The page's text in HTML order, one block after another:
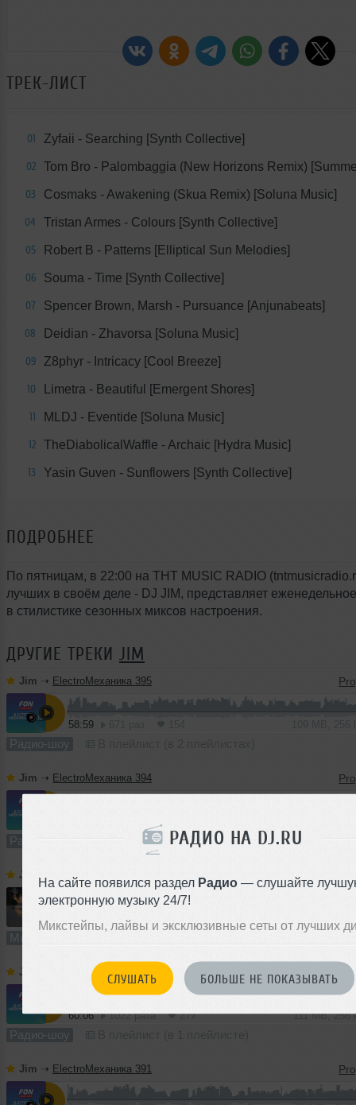
РАДИО НА DJ.RU
На сайте появился раздел Радио — слушайте
электронную музыку 24/7!
Микстейпы, лайвы и эксклюзивные сеты от лучших
СЛУШАТЬ БОЛЬШЕ НЕ ПОКАЗЫВАТЬ
ТРЕК-ЛИСТ
01 Zyfaii - Searching [Synth Collective]
02 Tom Bro - Palombaggia (New Horizons Remix)
03 Cosmaks - Awakening (Skua Remix) [Soluna Music]
04 Tristan Armes - Colours [Synth Collective]
05 Robert B - Patterns [Elliptical Sun Melodies]
06 Souma - Time [Synth Collective]
07 Spencer Brown, Marsh - Pursuance [Anjunabeats]
08 Deidian - Zhavorsa [Soluna Music]
09 Z8phyr - Intricacy [Cool Breeze]
10 Limetra - Beautiful [Emergent Shores]
11 MLDJ - Eventide [Soluna Music]
12 TheDiabolicalWaffle - Archaic [Hydra Music]
13 Yasin Guven - Sunflowers [Synth Collective]
ПОДРОБНЕЕ
По пятницам, в 22:00 на THT MUSIC RADIO
лучших в своём деле - DJ JIM, представляет
в стилистике сезонных миксов настроения.
ДРУГИЕ ТРЕКИ JIM
Jim ➝ ElectroМеханика 395
58:59
Радио-шоу
Jim ➝ ElectroМеханика 394
Радио-шоу В плейлист (в 1 плейлисте)
Jim Summer Lights 2026
64:10 2563 раза
Микс
Jim ElectroМеханика 392
60:06 1022 раза 277 111 MB, 256
Радио-шоу
Jim ➝ ElectroМеханика 391